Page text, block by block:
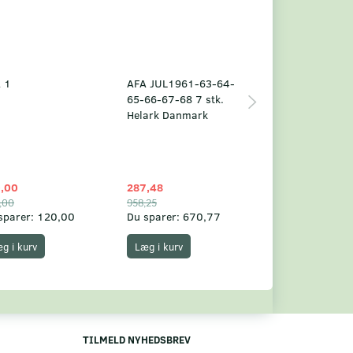
1
120,00
i kurv
AFA JUL1961-63-64-
65-66-67-68 7 stk.
Helark Danmark
287,48
958,25
Du sparer: 670,77
Læg i kurv
TILMELD NYHEDSBREV